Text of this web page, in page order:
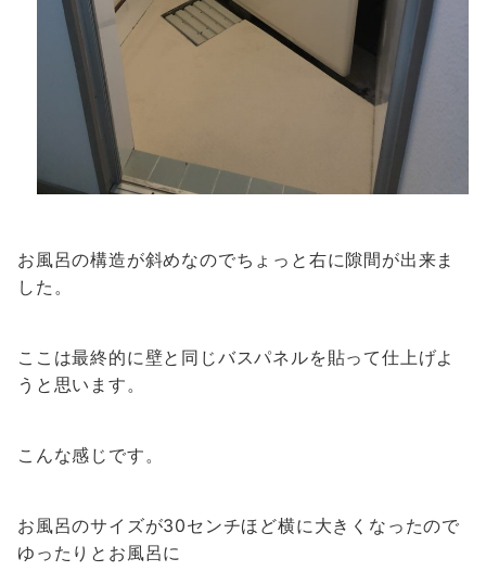
お風呂の構造が斜めなのでちょっと右に隙間が出来ま
した。
ここは最終的に壁と同じバスパネルを貼って仕上げよ
うと思います。
こんな感じです。
お風呂のサイズが30センチほど横に大きくなったので
ゆったりとお風呂に